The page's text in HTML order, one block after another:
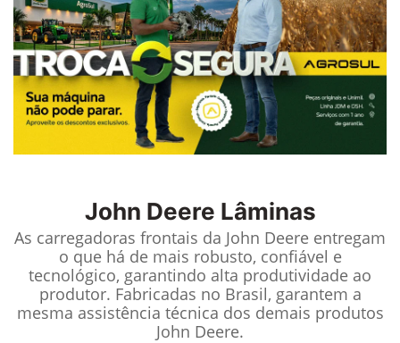
John Deere Lâminas
As carregadoras frontais da John Deere entregam
o que há de mais robusto, confiável e
tecnológico, garantindo alta produtividade ao
produtor. Fabricadas no Brasil, garantem a
mesma assistência técnica dos demais produtos
John Deere.